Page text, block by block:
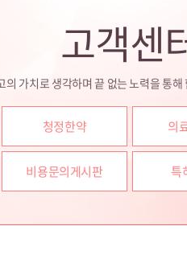
고객센
의 가치로 생각하며 끝 없는 노력을 통
청정한약 의
비용문의게시판 특